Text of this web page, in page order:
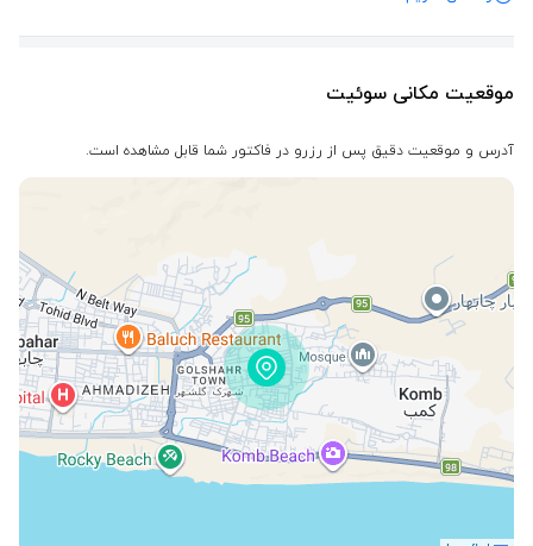
موقعیت مکانی سوئیت
آدرس و موقعیت دقیق پس از رزرو در فاکتور شما قابل مشاهده است.